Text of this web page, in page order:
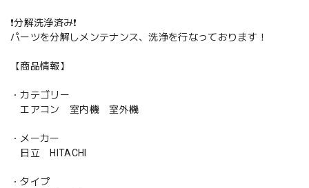
❗️分解洗浄済み❗️
パーツを分解しメンテナンス、洗浄を行なっております！
【商品情報】
・カテゴリー
エアコン 室内機 室外機
・メーカー
日立 HITACHI
・タイプ